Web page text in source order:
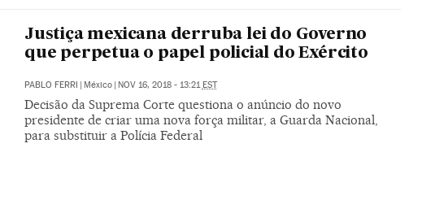
Justiça mexicana derruba lei do Governo
que perpetua o papel policial do Exército
PABLO FERRI México NOV 16, 2018 - 13:21 EST
Decisão da Suprema Corte questiona o anúncio do novo
presidente de criar uma nova força militar, a Guarda Nacional,
para substituir a Polícia Federal